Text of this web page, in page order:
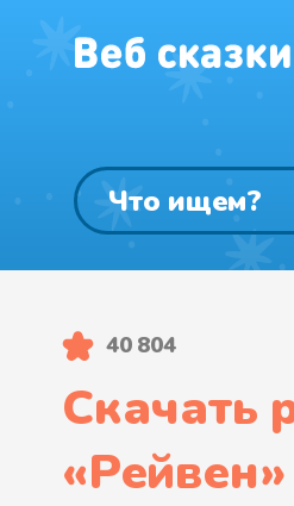
40 804
Скачать
«Рейвен»